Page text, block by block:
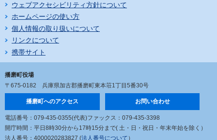
ウェブアクセシビリティ方針について
ホームページの使い方
個人情報の取り扱いについて
リンクについて
携帯サイト
播磨町役場
〒675-0182 兵庫県加古郡播磨町東本荘1丁目5番30号
播磨町へのアクセス お問い合わせ
電話番号：079-435-0355(代表)ファックス：079-435-3398
開庁時間：平日8時30分から17時15分まで( 土・日・祝日・年末年始を除く）
法人番号：4000020283827 (法人番号について ）